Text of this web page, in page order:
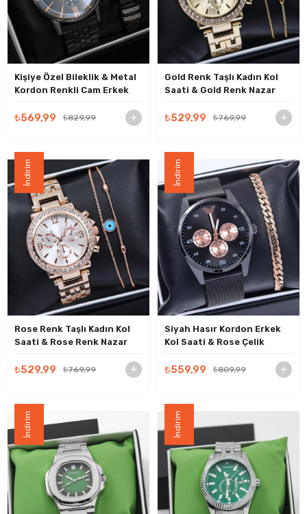
Kişiye Özel Bileklik & Metal
Kordon Renkli Cam Erkek
₺569,99 ₺829,99
Gold Renk Taşlı Kadın Kol
Saati & Gold Renk Nazar
Seti
₺529,99 ₺769,99
Rose Renk Taşlı Kadın Kol
Saati & Rose Renk Nazar
Seti
₺529,99 ₺769,99
İndirim
Siyah Hasır Kordon Erkek
Kol Saati & Rose Çelik
₺559,99 ₺809,99
İndirim
İndirim İndirim